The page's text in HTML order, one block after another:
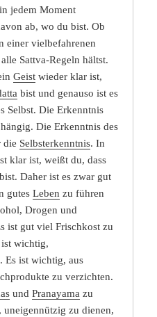
jedem Moment
ab, wo du bist. Ob
einer vielbefahrenen
Sattva-Regeln hältst.
Geist wieder klar ist,
bist und genauso ist es
Selbst. Die Erkenntnis
Die Erkenntnis des
die Selbsterkenntnis. In
klar ist, weißt du, dass
Daher ist es zwar gut
gutesLeben zu führen
Drogen und
ist gut viel Frischkost zu
ist wichtig,
Es ist wichtig, aus
zu verzichten.
undPranayama zu
zu dienen,